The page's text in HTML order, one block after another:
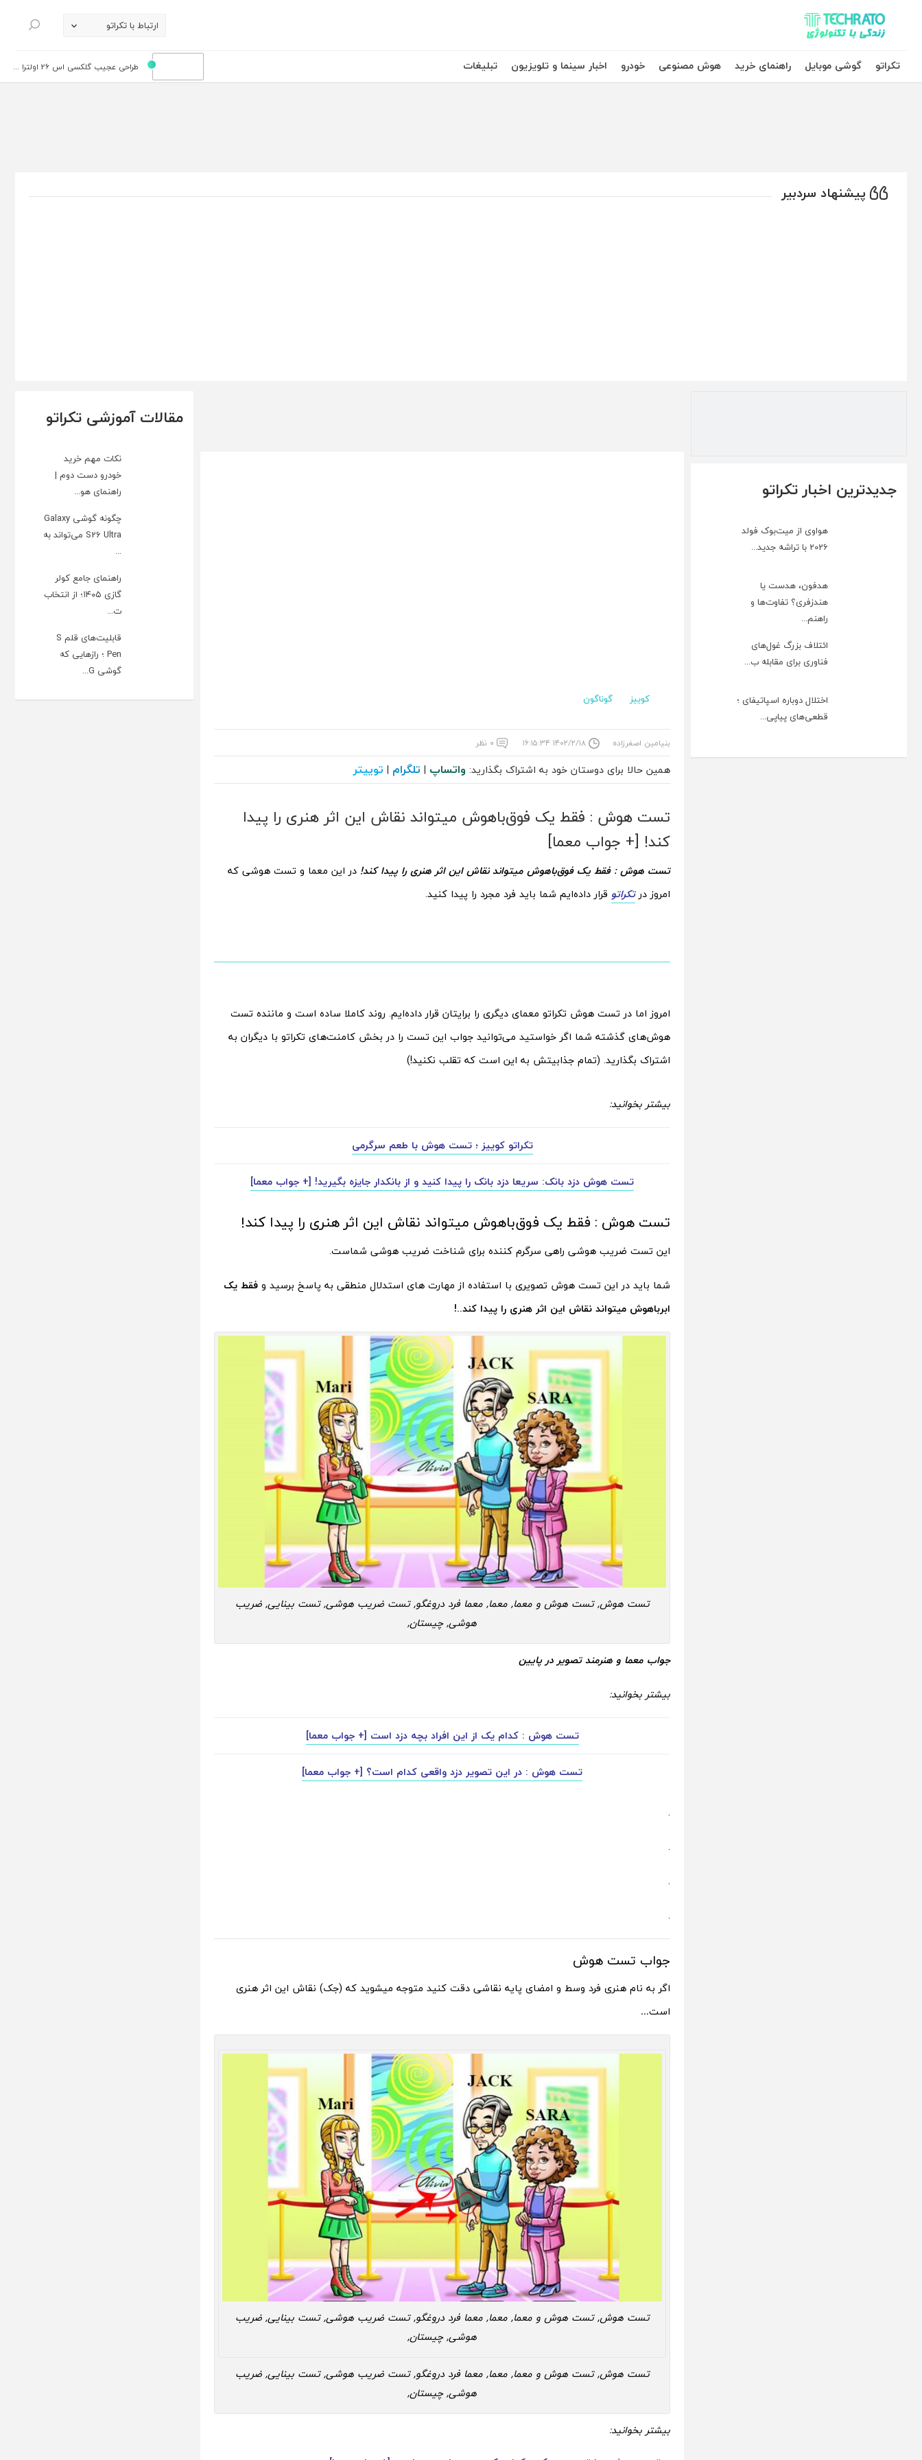
تکراتو – زندگی با تکنولوژی ارتباط با تکراتو
جستجو
تکراتو
گوشی موبایل راهنمای خرید هوش مصنوعی خودرو اخبار سینما و تلویزیون تبلیغات طراحی عجیب گلکسی اس 26 اولترا ...
پیشنهاد سردبیر
جدیدترین اخبار تکراتو
هواوی از میت‌بوک فولد
2026 با تراشه جدید...
هدفون، هدست یا
هندزفری؟ تفاوت‌ها و
راهنم...
ائتلاف بزرگ غول‌های
فناوری برای مقابله ب...
اختلال دوباره اسپاتیفای ؛
قطعی‌های پیاپی...
کوییز گوناگون
بنیامین اصغرزاده ۱۴۰۲/۲/۱۸ ۱۶:۱۵:۳۴ ۰ نظر
همین حالا برای دوستان خود به اشتراک بگذارید: واتساپ | تلگرام | توییتر
تست هوش : فقط یک فوق‌باهوش میتواند نقاش این اثر هنری را پیدا
کند! [+ جواب معما]
تست هوش : فقط یک فوق‌باهوش میتواند نقاش این اثر هنری را پیدا کند! در این معما و تست هوشی که
امروز درتکراتو قرار داده‌ایم شما باید فرد مجرد را پیدا کنید.
امروز اما در تست هوش تکراتو معمای دیگری را برایتان قرار داده‌ایم. روند کاملا ساده است و ماننده تست
هوش‌های گذشته شما اگر خواستید می‌توانید جواب این تست را در بخش کامنت‌های تکراتو با دیگران به
اشتراک بگذارید. (تمام جذابیتش به این است که تقلب نکنید!)
بیشتر بخوانید:
تکراتو کوییز ؛ تست هوش با طعم سرگرمی
تست هوش دزد بانک: سریعا دزد بانک را پیدا کنید و از بانکدار جایزه بگیرید! [+ جواب معما]
تست هوش : فقط یک فوق‌باهوش میتواند نقاش این اثر هنری را پیدا کند!
این تست ضریب هوشی راهی سرگرم کننده برای شناخت ضریب هوشی شماست.
شما باید در این تست هوش تصویری با استفاده از مهارت های استدلال منطقی به پاسخ برسید و فقط یک
ابرباهوش میتواند نقاش این اثر هنری را پیدا کند..!
تست هوش, تست هوش و معما, معما, معما فرد دروغگو, تست ضریب هوشی, تست بینایی, ضریب
هوشی, چیستان,
جواب معما و هنرمند تصویر در پایین
بیشتر بخوانید:
تست هوش : کدام یک از این افراد بچه دزد است [+ جواب معما]
تست هوش : در این تصویر دزد واقعی کدام است؟ [+ جواب معما]
.
.
.
.
جواب تست هوش
اگر به نام هنری فرد وسط و امضای پایه نقاشی دقت کنید متوجه میشوید که (جک) نقاش این اثر هنری
است…
تست هوش, تست هوش و معما, معما, معما فرد دروغگو, تست ضریب هوشی, تست بینایی, ضریب
هوشی, چیستان,
تست هوش, تست هوش و معما, معما, معما فرد دروغگو, تست ضریب هوشی, تست بینایی, ضریب
هوشی, چیستان,
بیشتر بخوانید:
مقالات آموزشی تکراتو
نکات مهم خرید
خودرو دست دوم |
راهنمای هو...
چگونه گوشی Galaxy
S26 Ultra می‌تواند به
...
راهنمای جامع کولر
گازی ۱۴۰۵؛ از انتخاب
ت...
قابلیت‌های قلم S
Pen ؛ رازهایی که
گوشی G...